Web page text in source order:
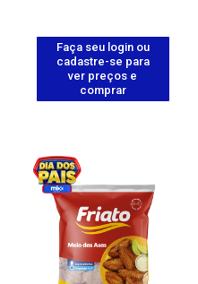
Faça seu login ou
cadastre-se para
ver preços e
comprar